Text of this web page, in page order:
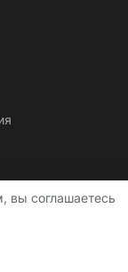
вы соглашаетесь